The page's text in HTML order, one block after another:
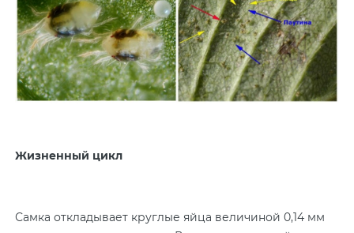
Жизненный цикл
Самка откладывает круглые яйца величиной 0,14 мм